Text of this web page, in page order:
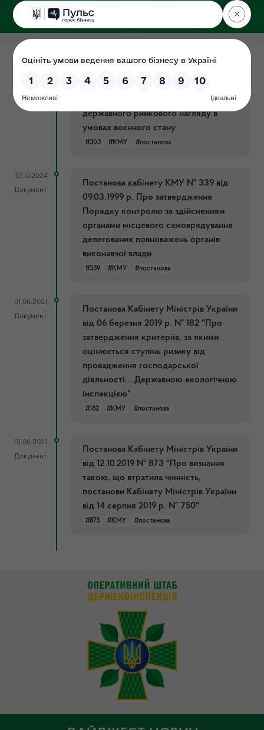
ДЕРЖЕКОІНСПЕКЦІЯ
Поліського округу
30.10.2024
Документ
р. Про припинення заходів
державного нагляду (контролю) і
державного ринкового нагляду в
умовах воєнного стану
#303 #КМУ #постанова
30.10.2024
Документ
Постанова кабінету КМУ № 339 від
09.03.1999 р. Про затвердження
Порядку контролю за здійсненням
органами місцевого самоврядування
делегованих повноважень органів
виконавчої влади
#339 #КМУ #постанова
01.06.2021
Документ
Постанова Кабінету Міністрів України
від 06 березня 2019 р. № 182 "Про
затвердження критеріїв, за якими
оцінюється ступінь ризику від
провадження господарської
діяльності....Державною екологічною
інспекцією"
#182 #КМУ #постанова
01.06.2021
Документ
Постанова Кабінету Міністрів України
від 12.10.2019 № 873 "Про визнання
такою, що втратила чинність,
постанови Кабінету Міністрів України
від 14 серпня 2019 р. № 750"
#873 #КМУ #постанова